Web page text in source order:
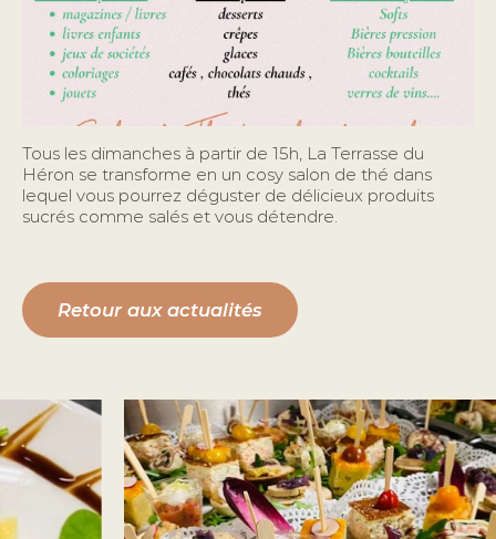
Tous les dimanches à partir de 15h, La Terrasse du
Héron se transforme en un cosy salon de thé dans
lequel vous pourrez déguster de délicieux produits
sucrés comme salés et vous détendre.
Retour aux actualités